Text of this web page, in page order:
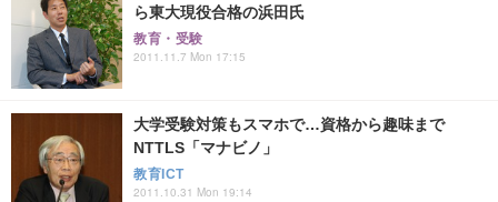
ら東大現役合格の浜田氏
教育・受験
2011.11.7 Mon 17:15
大学受験対策もスマホで…資格から趣味まで
NTTLS「マナビノ」
教育ICT
2011.10.31 Mon 19:14